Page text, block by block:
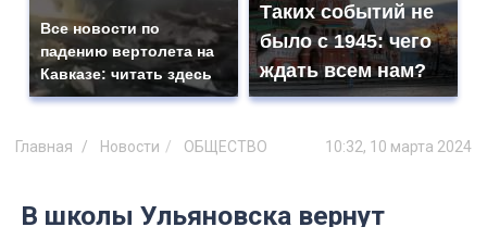
Все новости по
падению вертолета на
Кавказе: читать здесь
Таких событий не
было с 1945: чего
ждать всем нам?
Главная Новости ОБЩЕСТВО 10:32, 10 марта 2024
В школы Ульяновска вернут